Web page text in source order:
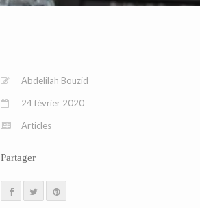
Abdelilah Bouzid
24 février 2020
Articles
Partager